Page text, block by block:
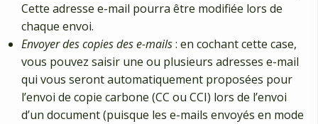
Cette adresse e-mail pourra être modifiée lors de
chaque envoi.
Envoyer des copies des e-mails: en cochant cette case,
vous pouvez saisir une ou plusieurs adresses e-mail
qui vous seront automatiquement proposées pour
l’envoi de copie carbone (CC ou CCI) lors de l’envoi
d’un document (puisque les e-mails envoyés en mode